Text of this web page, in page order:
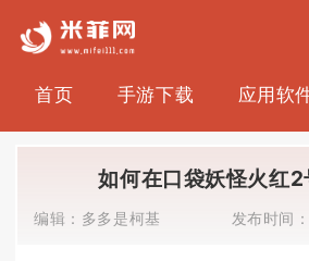
首页 手游下载 应用软
如何在口袋妖怪火红
编辑： 多多是柯基 发布时间：